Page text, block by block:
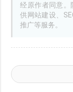
经原作者同意
供网站建设、
推广等服务。